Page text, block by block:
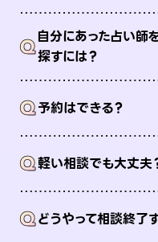
Q自分にあった占い師
探すには？
Q予約はできる？
Q軽い相談でも大丈夫
Qどうやって相談終了